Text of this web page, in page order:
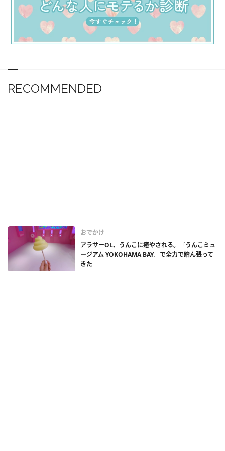
RECOMMENDED
おでかけ
アラサーOL、うんこに癒やされる。『うんこミュ
ージアム YOKOHAMA BAY』で全力で踏ん張って
きた